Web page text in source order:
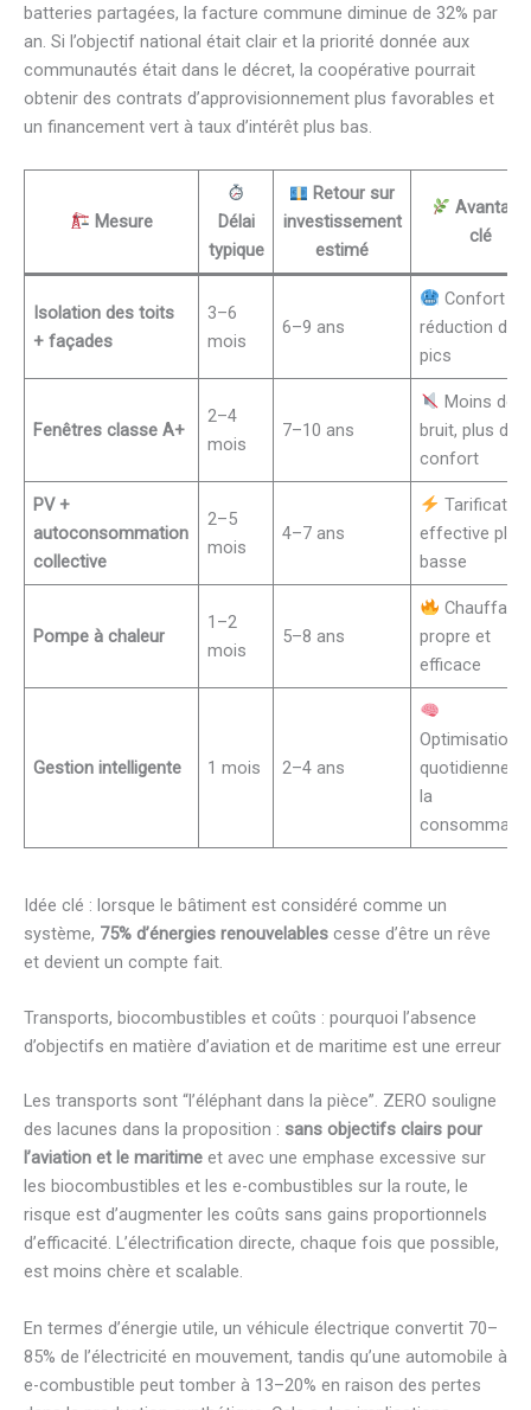
batteries partagées, la facture commune diminue de 32% par
an. Si l’objectif national était clair et la priorité donnée aux
communautés était dans le décret, la coopérative pourrait
obtenir des contrats d’approvisionnement plus favorables et
un financement vert à taux d’intérêt plus bas.
Mesure
Délai
typique
Retour sur
investissement
estimé
Avantage
clé
Isolation des toits
+ façades
3–6
mois
6–9 ans
Confort et
réduction des
pics
Fenêtres classe A+
2–4
mois
7–10 ans
Moins de
bruit, plus de
confort
PV +
autoconsommation
collective
2–5
mois
4–7 ans
Tarification
effective plus
basse
Pompe à chaleur
1–2
mois
5–8 ans
Chauffage
propre et
efficace
Gestion intelligente 1 mois 2–4 ans
Optimisation
quotidienne
la
Idée clé : lorsque le bâtiment est considéré comme un
système, 75% d’énergies renouvelables cesse d’être un rêve
et devient un compte fait.
Transports, biocombustibles et coûts : pourquoi l’absence
d’objectifs en matière d’aviation et de maritime est une erreur
Les transports sont “l’éléphant dans la pièce”. ZERO souligne
des lacunes dans la proposition : sans objectifs clairs pour
l’aviation et le maritime et avec une emphase excessive sur
les biocombustibles et les e-combustibles sur la route, le
risque est d’augmenter les coûts sans gains proportionnels
d’efficacité. L’électrification directe, chaque fois que possible,
est moins chère et scalable.
En termes d’énergie utile, un véhicule électrique convertit 70–
85% de l’électricité en mouvement, tandis qu’une automobile à
e-combustible peut tomber à 13–20% en raison des pertes